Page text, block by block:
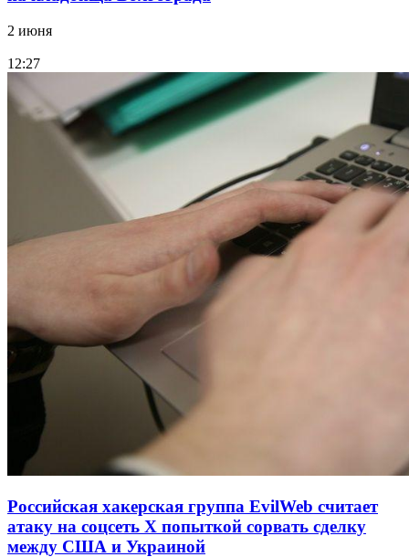
2 июня
12:27
Российская хакерская группа EvilWeb считает
атаку на соцсеть Х попыткой сорвать сделку
между США и Украиной